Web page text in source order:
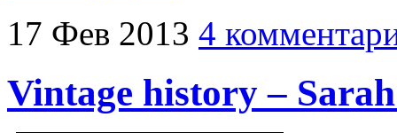
17 Фев 2013 4
Vintage history –